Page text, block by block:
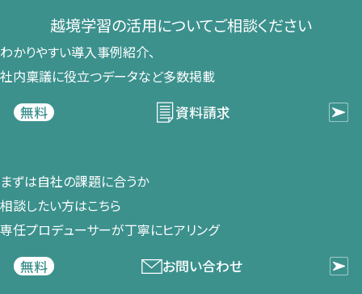
越境学習の​活用に​ついて​ご相談ください​
わかりやすい導入事例紹介、​
社内稟議に​役立つデータなど​多数掲載
無料
資料請求
まずは​自社の​課題に​合うか​
相談したい方は​こちら
専任プロデューサーが​丁寧に​ヒアリング
無料
お問い合わせ